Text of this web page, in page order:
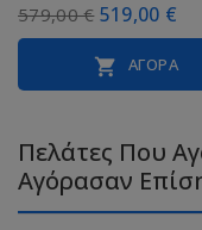
579,00 € 519,00 €
 ΑΓΟΡΆ
Πελάτες Που
Αγόρασαν